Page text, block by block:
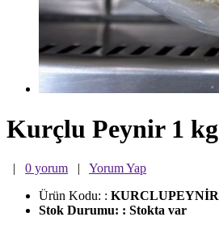
Kurçlu Peynir 1 kg
| 0 yorum | Yorum Yap
Ürün Kodu: : KURCLUPEYNİR
Stok Durumu: : Stokta var